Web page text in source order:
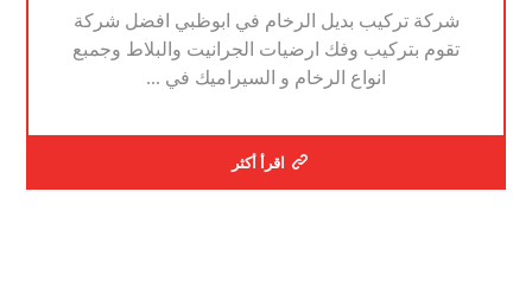
شركة تركيب بديل الرخام في ابوظبي افضل شركة
تقوم بتركيب وفك ارضيات الجرانيت والبلاط وجمبع
انواع الرخام و السيراميك في ...
اقرأ أكثر